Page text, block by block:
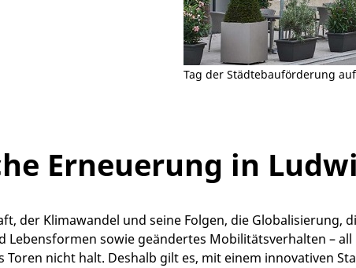
Tag der Städtebauförderung
Erneuerung in
der Klimawandel und seine Folgen, die
Lebensformen sowie geändertes Mobilitätsverhalten –
Toren nicht halt. Deshalb gilt es, mit einem innovativen